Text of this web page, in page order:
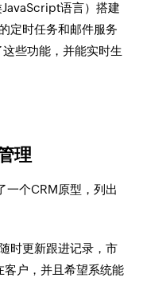
语言）搭建
定时任务和邮件服务
些功能，并能实时生
理
个CRM原型，列出
时更新跟进记录，市
户，并且希望系统能